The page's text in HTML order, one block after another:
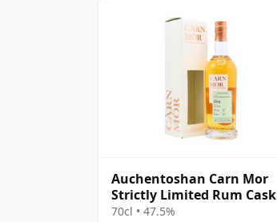
Auchentoshan Carn Mor
Strictly Limited Rum Cask
Finish Single M 2011 9 años
70cl • 47.5%